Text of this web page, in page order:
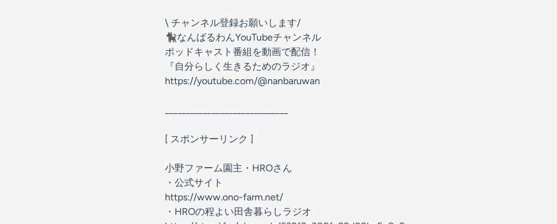
\ チャンネル登録お願いします/
🐈‍⬛なんばるわんYouTubeチャンネル
ポッドキャスト番組を動画で配信！
『自分らしく生きるためのラジオ』
https://youtube.com/@nanbaruwan
[ スポンサーリンク ]
小野ファーム園主・HROさん
・公式サイト
https://www.ono-farm.net/
・HROの程よい田舎暮らしラジオ